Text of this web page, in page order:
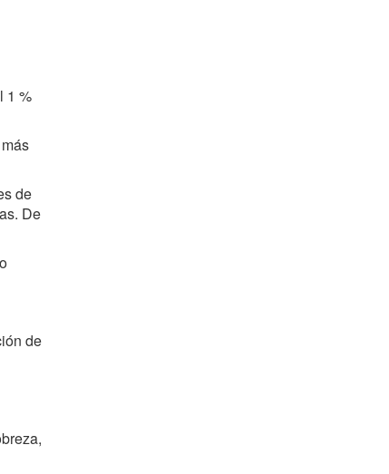
1 %
de
De
de